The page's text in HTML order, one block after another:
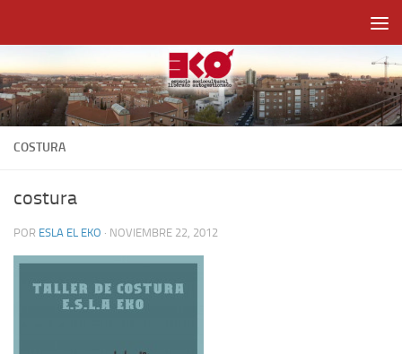
COSTURA
costura
POR ESLA EL EKO · NOVIEMBRE 22, 2012